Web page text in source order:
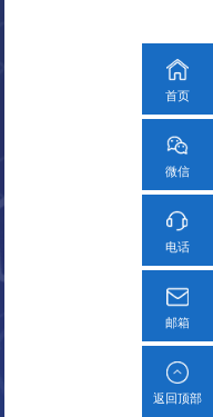
首页
微信
电话
邮箱
返回顶部